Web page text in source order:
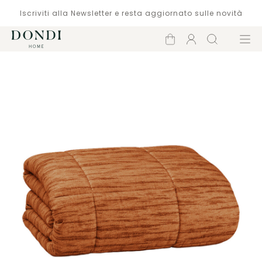
Iscriviti alla Newsletter e resta aggiornato sulle novità
Carrello
Account
Cerca Menù